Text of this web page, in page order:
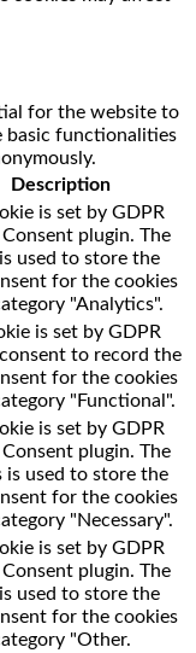
for the website to
basic functionalities
Description
is set by GDPR
plugin. The
used to store the
for the cookies
"Analytics".
is set by GDPR
to record the
for the cookies
"Functional".
is set by GDPR
plugin. The
is used to store the
for the cookies
"Necessary".
is set by GDPR
plugin. The
used to store the
for the cookies
"Other.